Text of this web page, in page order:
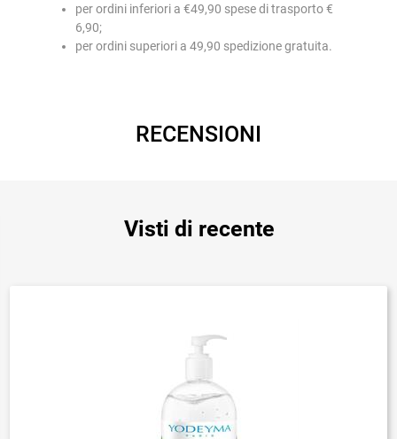
per ordini inferiori a €49,90 spese di trasporto €
6,90;
per ordini superiori a 49,90 spedizione gratuita.
RECENSIONI
Visti di recente